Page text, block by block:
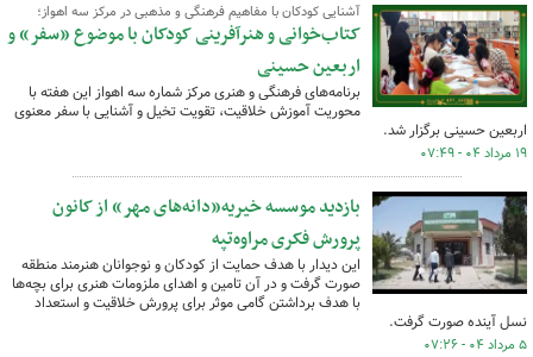
آشنایی کودکان با مفاهیم فرهنگی و مذهبی در مرکز سه اهواز؛
کتاب‌خوانی و هنرآفرینی کودکان با موضوع «سفر» و
اربعین حسینی
برنامه‌های فرهنگی و هنری مرکز شماره سه اهواز این هفته با
محوریت آموزش خلاقیت، تقویت تخیل و آشنایی با سفر معنوی
اربعین حسینی برگزار شد.
۱۹ مرداد ۰۴ - ۰۷:۴۹
بازدید موسسه خیریه«دانه‌های مهر» از کانون
پرورش فکری مراوه‌تپه
این دیدار با هدف حمایت از کودکان و نوجوانان هنرمند منطقه
صورت گرفت و در آن تامین و اهدای ملزومات هنری برای بچه‌ها
با هدف برداشتن گامی موثر برای پرورش خلاقیت و استعداد
نسل آینده صورت گرفت.
۵ مرداد ۰۴ - ۰۷:۲۶